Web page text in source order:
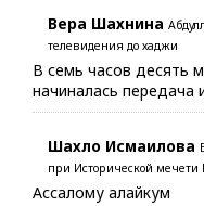
Вера Шахнина
телевидения до хаджи
В семь часов десять
начиналась передача
Шахло Исмаилова
при Исторической мечети
Ассалому алайкум